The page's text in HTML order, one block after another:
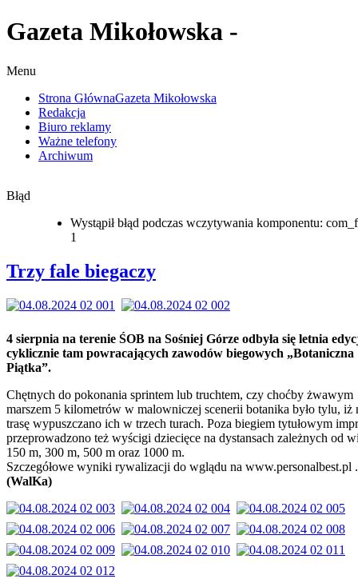
Gazeta Mikołowska -
Menu
Strona GłównaGazeta Mikołowska
Redakcja
Biuro reklamy
Ważne telefony
Archiwum
Błąd
Wystąpił błąd podczas wczytywania komponentu:
1
Trzy fale biegaczy
4 sierpnia na terenie ŚOB na Sośniej Górze odbyła się letnia
cyklicznie tam powracających zawodów biegowych „Botaniczna
Piątka”.
Chętnych do pokonania sprintem lub truchtem, czy choćby żwawym
marszem 5 kilometrów w malowniczej scenerii botanika było tylu, iż
trasę wypuszczano ich w trzech turach. Poza biegiem tytułowym
przeprowadzono też wyścigi dziecięce na dystansach zależnych od
150 m, 300 m, 500 m oraz 1000 m.
Szczegółowe wyniki rywalizacji do wglądu na www.personalbest.pl .
(WalKa)